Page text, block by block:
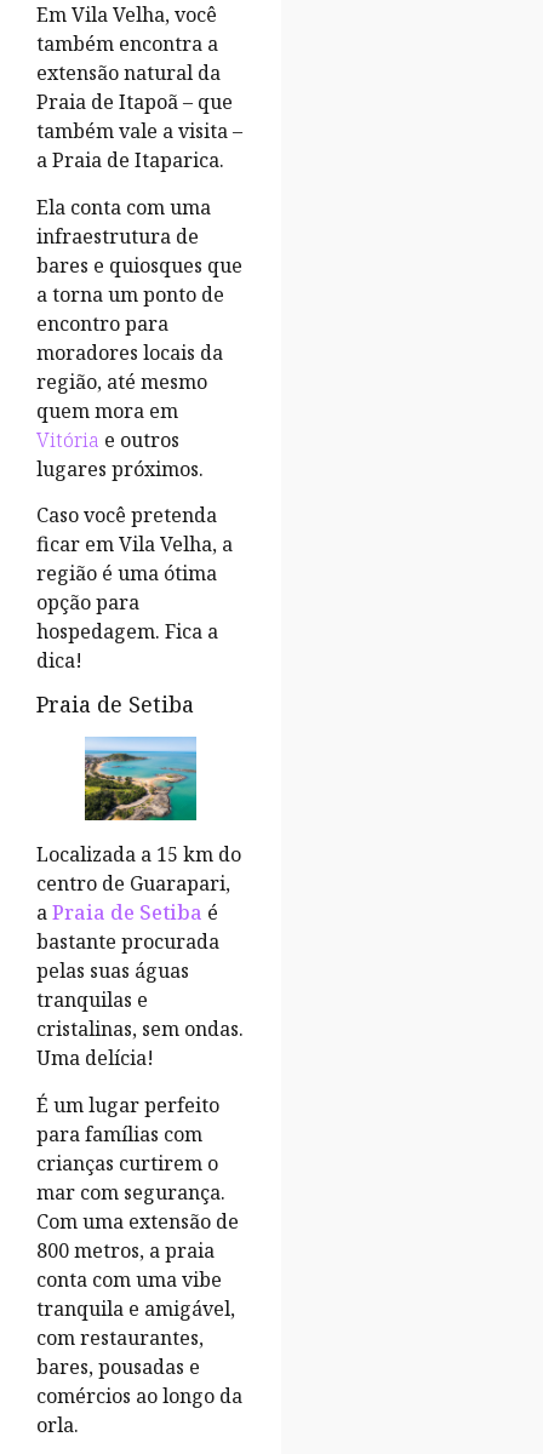
Em Vila Velha, você
também encontra a
extensão natural da
Praia de Itapoã – que
também vale a visita –
a Praia de Itaparica.
Ela conta com uma
infraestrutura de
bares e quiosques que
a torna um ponto de
encontro para
moradores locais da
região, até mesmo
quem mora em
Vitória e outros
lugares próximos.
Caso você pretenda
ficar em Vila Velha, a
região é uma ótima
opção para
hospedagem. Fica a
dica!
Praia de Setiba
Localizada a 15 km do
centro de Guarapari,
aPraia de Setiba é
bastante procurada
pelas suas águas
tranquilas e
cristalinas, sem ondas.
Uma delícia!
É um lugar perfeito
para famílias com
crianças curtirem o
mar com segurança.
Com uma extensão de
800 metros, a praia
conta com uma vibe
tranquila e amigável,
com restaurantes,
bares, pousadas e
comércios ao longo da
orla.